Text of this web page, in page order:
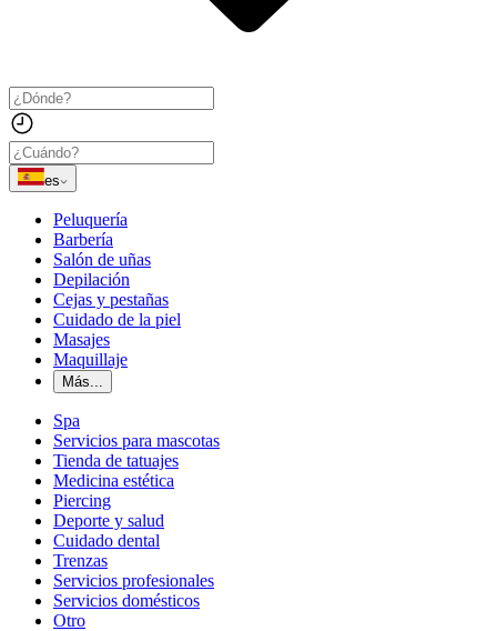
es
Peluquería
Barbería
Salón de uñas
Depilación
Cejas y pestañas
Cuidado de la piel
Masajes
Maquillaje
Más...
Spa
Servicios para mascotas
Tienda de tatuajes
Medicina estética
Piercing
Deporte y salud
Cuidado dental
Trenzas
Servicios profesionales
Servicios domésticos
Otro